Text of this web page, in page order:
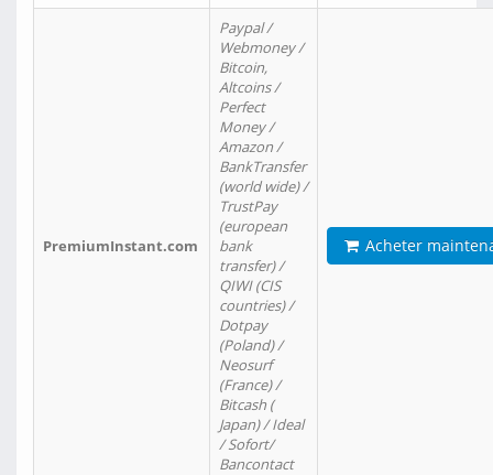
PremiumInstant.com
Paypal /
Webmoney /
Bitcoin,
Altcoins /
Perfect
Money /
Amazon /
BankTransfer
(world wide) /
TrustPay
(european
bank
transfer) /
QIWI (CIS
countries) /
Dotpay
(Poland) /
Neosurf
(France) /
Bitcash (
Japan) / Ideal
/ Sofort/
Bancontact
Acheter